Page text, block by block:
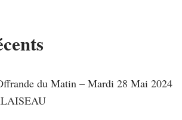
du Matin – Mardi 28 Mai 2024